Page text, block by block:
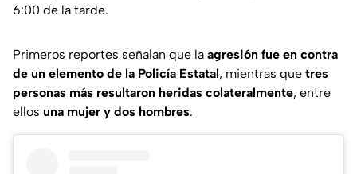
6:00 de la tarde.
Primeros reportes señalan que la agresión fue en contra
de un elemento de la Policía Estatal, mientras que tres
personas más resultaron heridas colateralmente, entre
ellos una mujer y dos hombres.